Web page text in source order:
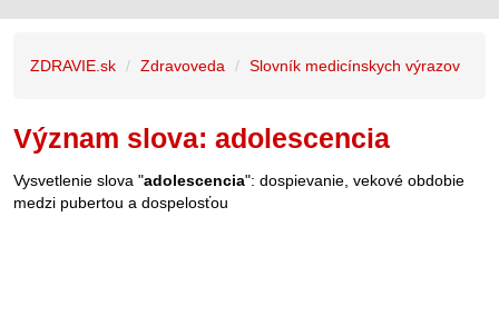
ZDRAVIE.sk Zdravoveda Slovník medicínskych výrazov
Význam slova: adolescencia
Vysvetlenie slova "adolescencia": dospievanie, vekové obdobie
medzi pubertou a dospelosťou